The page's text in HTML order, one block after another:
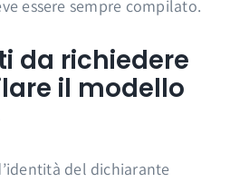
essere sempre compilato.
da richiedere
il modello
del dichiarante